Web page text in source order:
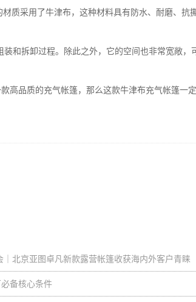
材质采用了牛津布，这种材料具有防水、耐磨、抗
和拆卸过程。 除此之外，它的空间也非常宽敞，
品质的充气帐篷，那么这款牛津布充气帐篷一定
｜北京亚图卓凡新款露营帐篷收获海内外客户青睐
备核心条件